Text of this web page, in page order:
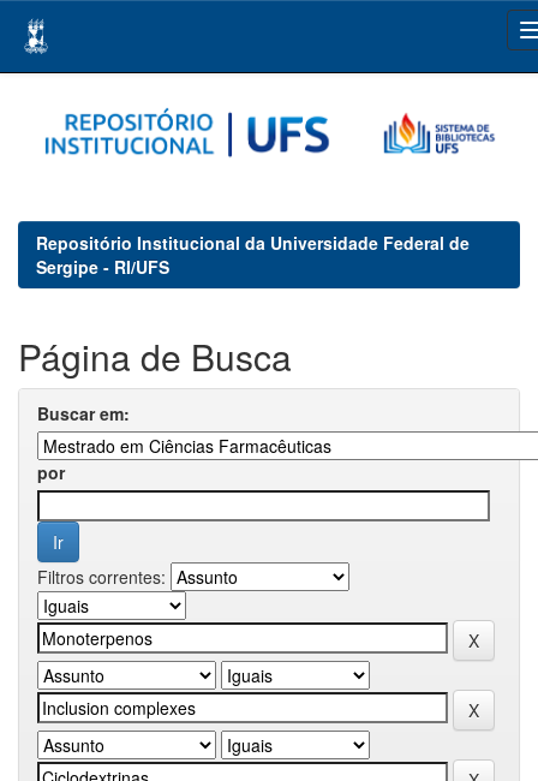
navigation
Repositório Institucional da Universidade Federal de
Sergipe - RI/UFS
Página de Busca
Buscar em:
por
Filtros correntes: